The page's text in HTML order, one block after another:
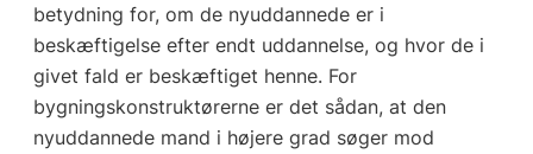
betydning for, om de nyuddannede er i
beskæftigelse efter endt uddannelse, og hvor de i
givet fald er beskæftiget henne. For
bygningskonstruktørerne er det sådan, at den
nyuddannede mand i højere grad søger mod